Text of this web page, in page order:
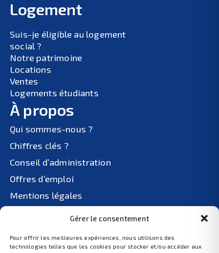
Gérer le consentement
Pour offrir les meilleures expériences, nous utilisons des
technologies telles que les cookies pour stocker et/ou accéder aux
Logement
Suis-je éligible au logement
social ?
Notre patrimoine
Locations
Ventes
Logements étudiants
À propos
Qui sommes-nous ?
Chiffres clés ?
Conseil d’administration
Offres d’emploi
Mentions légales